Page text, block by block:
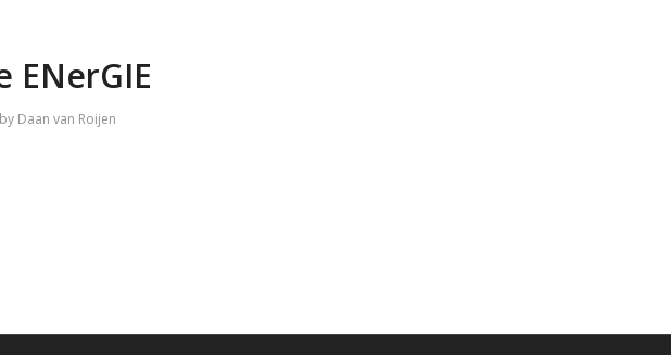
ENerGIE
by Daan van Roijen